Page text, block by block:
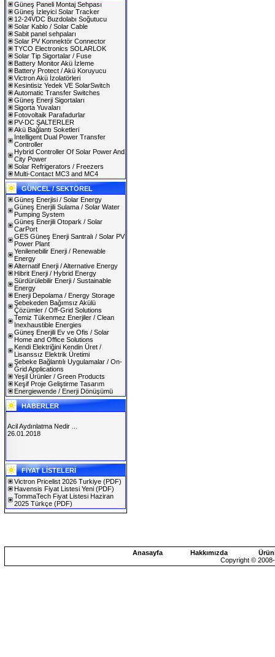
Güneş Paneli Montaj Sehpası
Güneş İzleyici Solar Tracker
12-24VDC Buzdolabı Soğutucu
Solar Kablo / Solar Cable
Sabit panel sehpaları
Solar PV Konnektör Connector
TYCO Electronics SOLARLOK
Solar Tip Sigortalar / Fuse
Battery Monitor Akü İzleme
Battery Protect / Akü Koruyucu
Victron Akü İzolatörleri
Kesintisiz Yedek VE SolarSwitch
Automatic Transfer Switches
Güneş Enerji Sigortaları
Sigorta Yuvaları
Fotovoltaik Parafadurlar
PV-DC ŞALTERLER
Akü Bağlantı Soketleri
Intelligent Dual Power Transfer
Controller
Hybrid Controller Of Solar Power And
City Power
Solar Refrigerators / Freezers
Multi-Contact MC3 and MC4
GÜNCEL / SEKTÖREL
Güneş Enerjisi / Solar Energy
Güneş Enerjili Sulama / Solar Water
Pumping System
Güneş Enerjili Otopark / Solar
CarPort
GES Güneş Enerji Santralı / Solar PV
Power Plant
Yenilenebilir Enerji / Renewable
Energy
Alternatif Enerji / Alternative Energy
Hibrit Enerji / Hybrid Energy
Sürdürülebilir Enerji / Sustainable
Energy
Enerji Depolama / Energy Storage
Şebekeden Bağımsız Akülü
Çözümler / Off-Grid Solutions
Temiz Tükenmez Enerjiler / Clean
Inexhaustible Energies
Güneş Enerjili Ev ve Ofis / Solar
Home and Office Solutions
Kendi Elektriğini Kendin Üret /
Lisanssız Elektrik Üretimi
Şebeke Bağlantılı Uygulamalar / On-
Grid Applications
Yeşil Ürünler / Green Products
Keşif Proje Geliştirme Tasarım
Energiewende / Enerji Dönüşümü
HABERLER
SOLAREX ISTANBUL 2019
30.01.2019
Acil Aydınlatma Nedir ...
26.01.2018
FİYAT LİSTELERİ
Victron Pricelist 2026 Turkiye (PDF)
Havensis Fiyat Listesi Yeni (PDF)
TommaTech Fiyat Listesi Haziran
2025 Türkçe (PDF)
Anasayfa Hakkımızda
Copyright ©